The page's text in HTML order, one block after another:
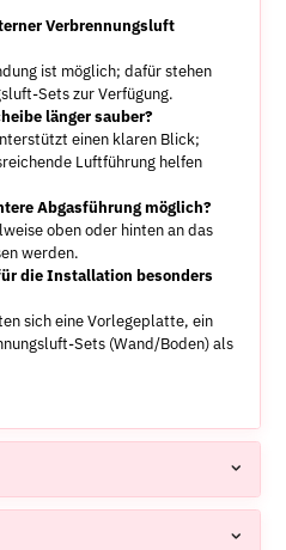
Verbrennungsluft
ist möglich; dafür stehen
Sets zur Verfügung.
länger sauber?
einen klaren Blick;
Luftführung helfen
Abgasführung möglich?
oben oder hinten an das
werden.
die Installation besonders
sich eine Vorlegeplatte, ein
Sets (Wand/Boden) als